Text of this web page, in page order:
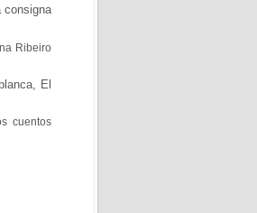
consigna
Ribeiro
El
cuentos